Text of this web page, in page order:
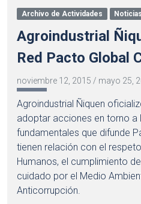
Archivo de Actividades Noticias
Agroindustrial
Red Pacto Global
noviembre 12, 2015 / mayo 25,
Agroindustrial Ñiquen
adoptar acciones en torno a
fundamentales que difunde
tienen relación con el
Humanos, el cumplimiento
cuidado por el Medio
Anticorrupción.